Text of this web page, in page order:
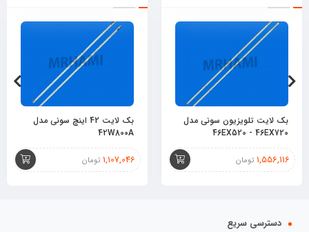
بک لایت تلویزیون سونی مدل
46EX520 - 46EX720
1,556,116 تومان
بک لایت 42 اینچ سونی مدل
42W800A
1,107,046 تومان
دسترسی سریع